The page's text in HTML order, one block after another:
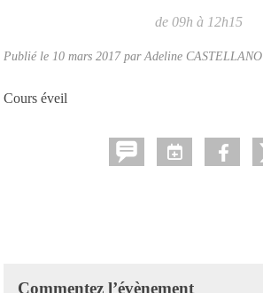
de 09h à 12h15
Publié le 10 mars 2017parAdeline CASTELLANO
Cours éveil
Commentez l’évènement